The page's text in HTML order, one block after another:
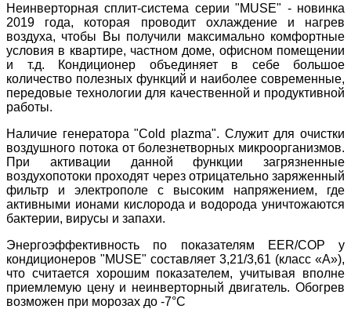
Неинверторная сплит-система серии "MUSE" - новинка
2019 года, которая проводит охлаждение и нагрев
воздуха, чтобы Вы получили максимально комфортные
условия в квартире, частном доме, офисном помещении
и т.д. Кондиционер объединяет в себе большое
количество полезных функций и наиболее современные,
передовые технологии для качественной и продуктивной
работы.
Наличие генератора "Cold plazma". Служит для очистки
воздушного потока от болезнетворных микроорганизмов.
При активации данной функции загрязненные
воздухопотоки проходят через отрицательно заряженный
фильтр и электрополе с высоким напряжением, где
активными ионами кислорода и водорода уничтожаются
бактерии, вирусы и запахи.
Энергоэффективность по показателям EER/COP у
кондиционеров "MUSE" составляет 3,21/3,61 (класс «А»),
что считается хорошим показателем, учитывая вполне
приемлемую цену и неинверторный двигатель. Обогрев
возможен при морозах до -7°С